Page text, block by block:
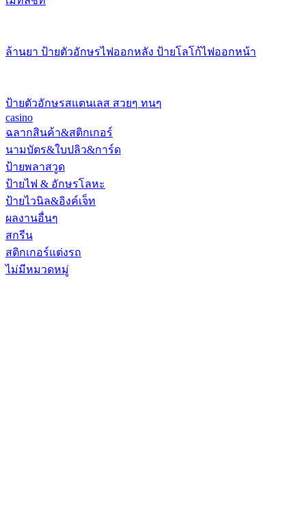
ล้านยา ป้ายตัวอักษรไฟออกหลัง ป้ายโลโก้ไฟออกหน้า
ป้ายตัวอักษรสแตนเลส สวยๆ ทนๆ
casino
ฉลากสินค้า&สติกเกอร์
นามบัตร&ใบปลิว&การ์ด
ป้ายพลาสวูด
ป้ายไฟ & อักษรโลหะ
ป้ายไวนิล&อิงค์เจ็ท
ผลงานอื่นๆ
สกรีน
สติกเกอร์แต่งรถ
ไม่มีหมวดหมู่